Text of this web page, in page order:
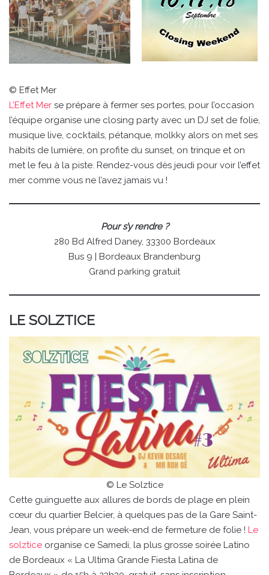
© Effet Mer
L’Effet Mer se prépare à fermer ses portes, pour l’occasion
l’équipe organise une closing party avec un DJ set de folie,
musique live, cocktails, pétanque, molkky alors on met ses
habits de lumière, on profite du sunset, on trinque et on
met le feu à la piste. Rendez-vous dès jeudi pour voir l’effet
mer comme vous ne l’avez jamais vu !
Pour s’y rendre ?
280 Bd Alfred Daney, 33300 Bordeaux
Bus 9 | Bordeaux Brandenburg
Grand parking gratuit
LE SOLZTICE
© Le Solztice
Cette guinguette aux allures de bords de plage en plein
cœur du quartier Belcier, à quelques pas de la Gare Saint-
Jean, vous prépare un week-end de fermeture de folie ! Le
solztice organise ce Samedi, la plus grosse soirée Latino
de Bordeaux « La Ultima Grande Fiesta Latina de